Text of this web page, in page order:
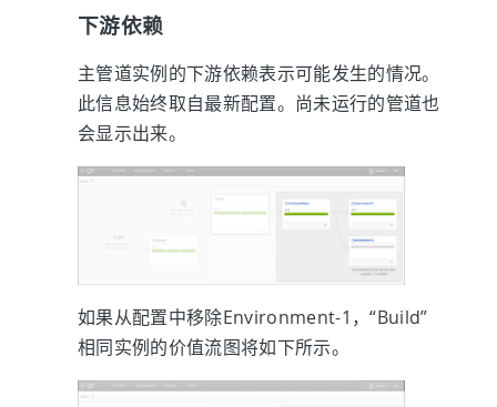
下游依赖
主管道实例的下游依赖表示可能发生的情况。
此信息始终取自最新配置。尚未运行的管道也
会显示出来。
如果从配置中移除Environment-1，“Build”
相同实例的价值流图将如下所示。